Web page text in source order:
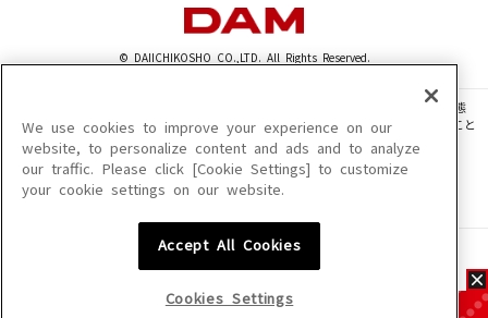
© DAIICHIKOSHO CO.,LTD. All Rights Reserved.
このサイトに掲載されている一切の文章・画像・写真・動画・音声等を、手段や形態
を問わず、著作権法の定める範囲を超えて無断で複製、転載、ファイル化などすること
を禁じます。
楽曲及びコンテンツは、機種によりご利用いただけない場合があります。
楽曲及びコンテンツの配信日、配信内容が変更になる場合があります。
We use cookies to improve your experience on our
website, to personalize content and ads and to analyze
our traffic. Please click [Cookie Settings] to customize
your cookie settings on our website.
Accept All Cookies
Cookies Settings